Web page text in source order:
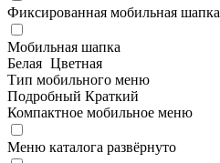
Фиксированная мобильная шапка
Мобильная шапка
Белая Цветная
Тип мобильного меню
Подробный Краткий
Компактное мобильное меню
Меню каталога развёрнуто